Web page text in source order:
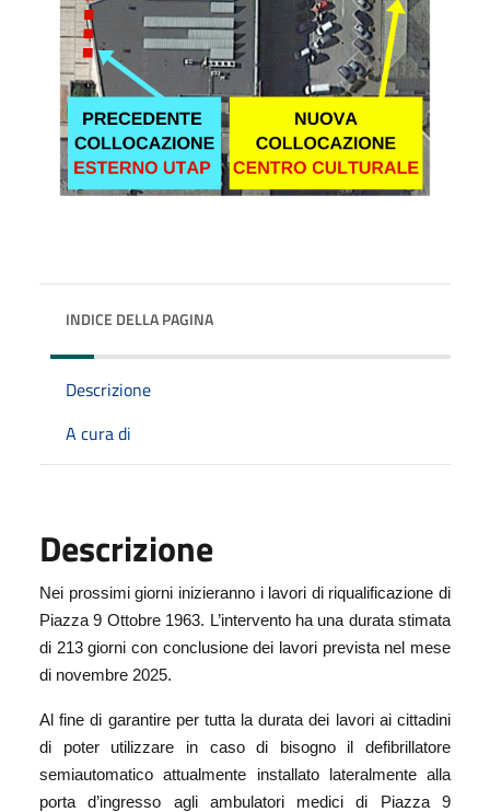
INDICE DELLA PAGINA
Descrizione
A cura di
Descrizione
Nei prossimi giorni inizieranno i lavori di riqualificazione di
Piazza 9 Ottobre 1963. L’intervento ha una durata stimata
di 213 giorni con conclusione dei lavori prevista nel mese
di novembre 2025.
Al fine di garantire per tutta la durata dei lavori ai cittadini
di poter utilizzare in caso di bisogno il defibrillatore
semiautomatico attualmente installato lateralmente alla
porta d’ingresso agli ambulatori medici di Piazza 9